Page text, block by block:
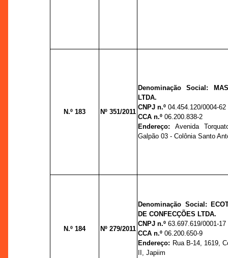
N.º 183 Nº 351/2011
Denominação Social:
LTDA.
CNPJ n.º04.454.120/0004-62
CCA n.º 06.200.838-2
Endereço:Avenida
Galpão 03 - Colônia Santo
N.º 184 Nº 279/2011
Denominação Social:
DE CONFECÇÕES LTDA.
CNPJ n.º63.697.619/0001-17
CCA n.º 06.200.650-9
Endereço: Rua B-14, 1619,
II, Japiim